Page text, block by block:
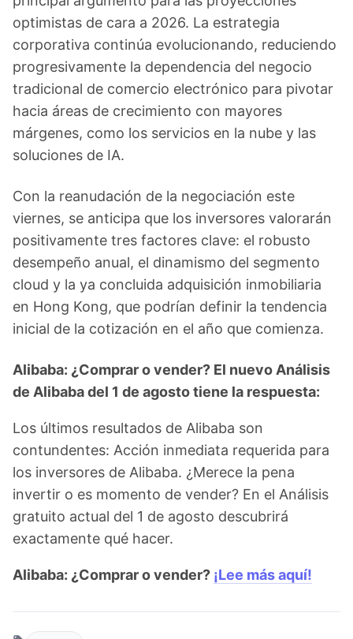
optimistas de cara a 2026. La estrategia
corporativa continúa evolucionando, reduciendo
progresivamente la dependencia del negocio
tradicional de comercio electrónico para pivotar
hacia áreas de crecimiento con mayores
márgenes, como los servicios en la nube y las
soluciones de IA.
Con la reanudación de la negociación este
viernes, se anticipa que los inversores valorarán
positivamente tres factores clave: el robusto
desempeño anual, el dinamismo del segmento
cloud y la ya concluida adquisición inmobiliaria
en Hong Kong, que podrían definir la tendencia
inicial de la cotización en el año que comienza.
Alibaba: ¿Comprar o vender? El nuevo Análisis
de Alibaba del 1 de agosto tiene la respuesta:
Los últimos resultados de Alibaba son
contundentes: Acción inmediata requerida para
los inversores de Alibaba. ¿Merece la pena
invertir o es momento de vender? En el Análisis
gratuito actual del 1 de agosto descubrirá
exactamente qué hacer.
Alibaba: ¿Comprar o vender? ¡Lee más aquí!